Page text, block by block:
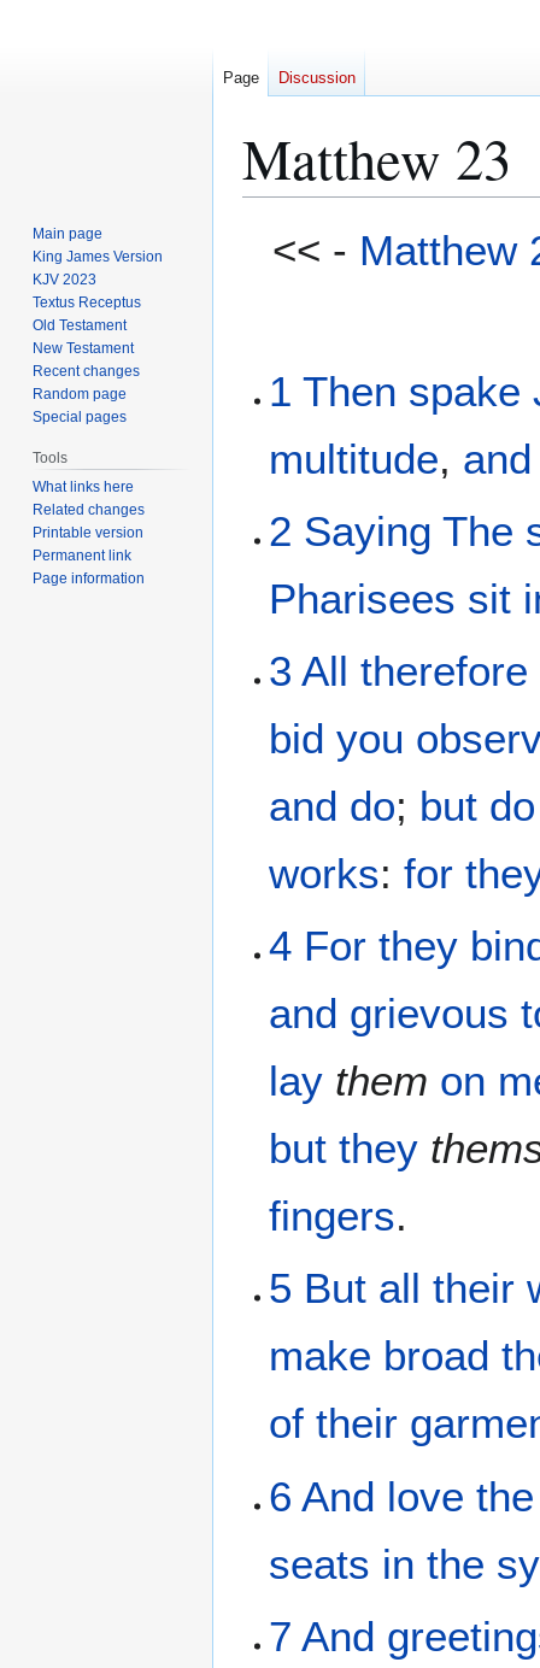
Matthew 23
<< - Matthew
1 Then spake
multitude, and
2 Saying The
Pharisees sit
3 All therefore
bid you
and do; but do
works:for
4 For they
and grievous
lay them on
but they
fingers.
5 But all their
make broad
of their
6 And love the
seats in the
7 And
Page Discussion
Main page
King James Version
KJV 2023
Textus Receptus
Old Testament
New Testament
Recent changes
Random page
Special pages
Tools
What links here
Related changes
Printable version
Permanent link
Page information